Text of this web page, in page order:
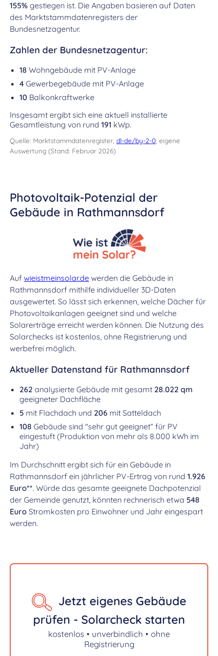
155% gestiegen ist. Die Angaben basieren auf Daten
des Marktstammdatenregisters der
Bundesnetzagentur.
Zahlen der Bundesnetzagentur:
18 Wohngebäude mit PV-Anlage
4 Gewerbegebäude mit PV-Anlage
10 Balkonkraftwerke
Insgesamt ergibt sich eine aktuell installierte
Gesamtleistung von rund 191 kWp.
Quelle: Marktstammdatenregister, dl-de/by-2-0; eigene
Auswertung (Stand: Februar 2026)
Photovoltaik-Potenzial der
Gebäude in Rathmannsdorf
Auf wieistmeinsolar.de werden die Gebäude in
Rathmannsdorf mithilfe individueller 3D-Daten
ausgewertet. So lässt sich erkennen, welche Dächer für
Photovoltaikanlagen geeignet sind und welche
Solarerträge erreicht werden können. Die Nutzung des
Solarchecks ist kostenlos, ohne Registrierung und
werbefrei möglich.
Aktueller Datenstand für Rathmannsdorf
262 analysierte Gebäude mit gesamt 28.022 qm
geeigneter Dachfläche
5 mit Flachdach und 206 mit Satteldach
108 Gebäude sind "sehr gut geeignet“ für PV
eingestuft (Produktion von mehr als 8.000 kWh im
Jahr)
Im Durchschnitt ergibt sich für ein Gebäude in
Rathmannsdorf ein jährlicher PV-Ertrag von rund 1.926
Euro**. Würde das gesamte geeignete Dachpotenzial
der Gemeinde genutzt, könnten rechnerisch etwa 548
Euro Stromkosten pro Einwohner und Jahr eingespart
werden.
Jetzt eigenes Gebäude
prüfen - Solarcheck starten
kostenlos • unverbindlich • ohne
Registrierung